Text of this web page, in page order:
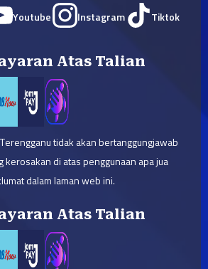
Youtube Instagram Tiktok
Atas Talian
tidak akan bertanggungjawab
kerosakan di atas penggunaan apa jua
dalam laman web ini.
Atas Talian